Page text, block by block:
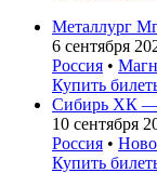
Металлург
6 сентября
Россия •
Купить
Сибирь ХК
10 сентября
Россия •
Купить